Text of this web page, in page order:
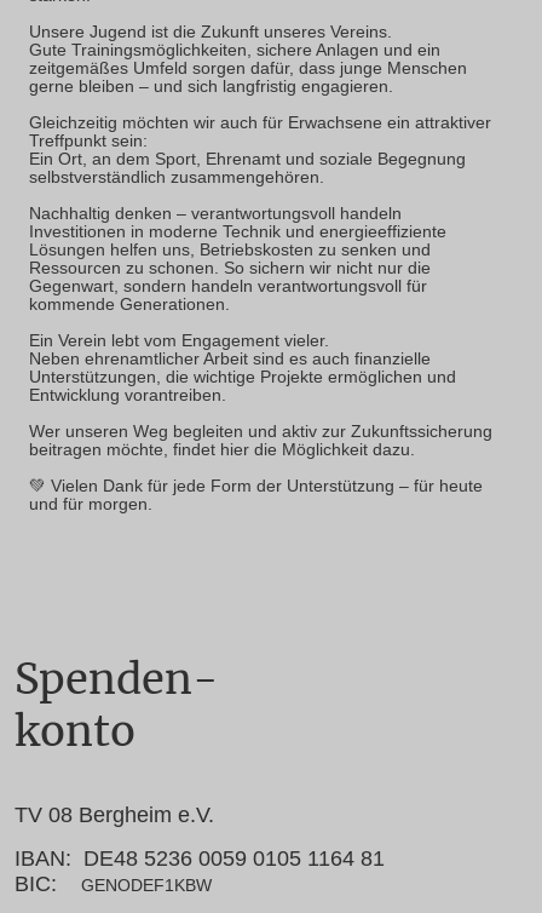
Unsere Jugend ist die Zukunft unseres Vereins.
Gute Trainingsmöglichkeiten, sichere Anlagen und ein
zeitgemäßes Umfeld sorgen dafür, dass junge Menschen
gerne bleiben – und sich langfristig engagieren.
Gleichzeitig möchten wir auch für Erwachsene ein attraktiver
Treffpunkt sein:
Ein Ort, an dem Sport, Ehrenamt und soziale Begegnung
selbstverständlich zusammengehören.
Nachhaltig denken – verantwortungsvoll handeln
Investitionen in moderne Technik und energieeffiziente
Lösungen helfen uns, Betriebskosten zu senken und
Ressourcen zu schonen. So sichern wir nicht nur die
Gegenwart, sondern handeln verantwortungsvoll für
kommende Generationen.
Ein Verein lebt vom Engagement vieler.
Neben ehrenamtlicher Arbeit sind es auch finanzielle
Unterstützungen, die wichtige Projekte ermöglichen und
Entwicklung vorantreiben.
Wer unseren Weg begleiten und aktiv zur Zukunftssicherung
beitragen möchte, findet hier die Möglichkeit dazu.
💚 Vielen Dank für jede Form der Unterstützung – für heute
und für morgen.
Spenden-
konto
TV 08 Bergheim e.V.
IBAN: DE48 5236 0059 0105 1164 81
BIC:
GENODEF1KBW